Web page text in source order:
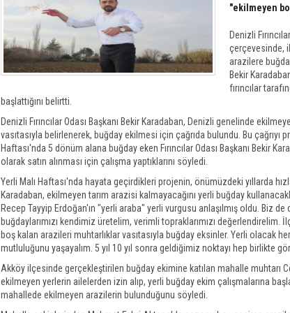
"ekilmeyen
Denizli
çerçevesinde,
arazilere
Bekir
fırıncılar
başlattığını belirtti.
Denizli Fırıncılar Odası Başkanı Bekir Karadaban, Denizli genelinde
vasıtasıyla belirlenerek, buğday ekilmesi için çağrıda bulundu. Bu çağrıyı
Haftası'nda 5 dönüm alana buğday eken Fırıncılar Odası Başkanı Bekir
olarak satın alınması için çalışma yaptıklarını söyledi.
Yerli Malı Haftası'nda hayata geçirdikleri projenin, önümüzdeki yıllarda
Karadaban, ekilmeyen tarım arazisi kalmayacağını yerli buğday
Recep Tayyip Erdoğan'ın "yerli araba" yerli vurgusu anlaşılmış oldu. Biz
buğdaylarımızı kendimiz üretelim, verimli topraklarımızı
boş kalan arazileri muhtarlıklar vasıtasıyla buğday eksinler. Yerli olacak
mutluluğunu yaşayalım. 5 yıl 10 yıl sonra geldiğimiz noktayı hep birlikte
Akköy ilçesinde gerçekleştirilen buğday ekimine katılan mahalle muhtarı
ekilmeyen yerlerin ailelerden izin alıp, yerli buğday ekim çalışmalarına
mahallede ekilmeyen arazilerin bulunduğunu söyledi.